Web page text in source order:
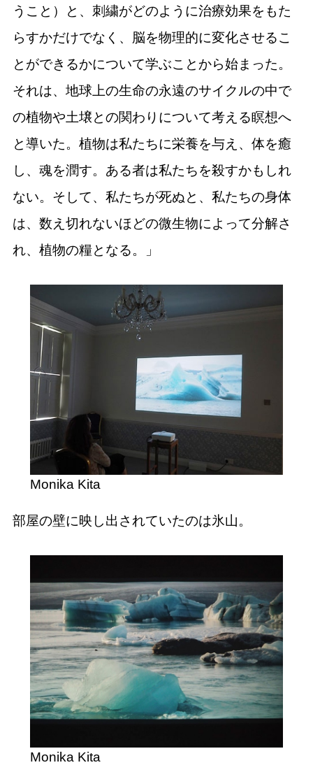
うこと）と、刺繍がどのように治療効果をもた
らすかだけでなく、脳を物理的に変化させるこ
とができるかについて学ぶことから始まった。
それは、地球上の生命の永遠のサイクルの中で
の植物や土壌との関わりについて考える瞑想へ
と導いた。植物は私たちに栄養を与え、体を癒
し、魂を潤す。ある者は私たちを殺すかもしれ
ない。そして、私たちが死ぬと、私たちの身体
は、数え切れないほどの微生物によって分解さ
れ、植物の糧となる。」
Monika Kita
部屋の壁に映し出されていたのは氷山。
Monika Kita